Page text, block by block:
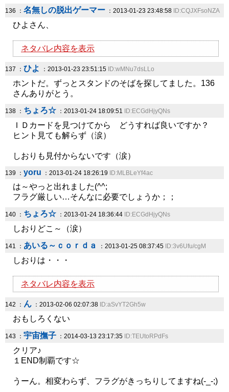
136 ： 名無しの脱出ゲーマー ：2013-01-23 23:48:58 ID:CQJXFsoNZA
ひよさん、
ネタバレ内容を表示
137 ： ひよ ：2013-01-23 23:51:15 ID:wMNu7dsLLo
ホントだ。ずっとスタンドのそばを探してました。136
さんありがとう。
138 ： ちょろ☆ ：2013-01-24 18:09:51 ID:ECGdHjyQNs
ＩＤカードを見つけてから どうすれば良いですか？
ヒント見ても解らず（涙）
しおりも見付からないです（涙）
139 ： yoru ：2013-01-24 18:26:19 ID:MLBLeYf4ac
は～やっと出れました(^^;
フラグ厳しい…そんなに必要でしょうか；；
140 ： ちょろ☆ ：2013-01-24 18:36:44 ID:ECGdHjyQNs
しおりどこ～（涙）
141 ： あいる～ｃｏｒｄａ ：2013-01-25 08:37:45 ID:3v6Ufu/cgM
しおりは・・・
ネタバレ内容を表示
142 ： ん ：2013-02-06 02:07:38 ID:aSvYT2Gh5w
おもしろくない
143 ： 宇宙撫子 ：2014-03-13 23:17:35 ID:TEUtoRPdFs
クリア♪
１END制覇です☆
うーん。相変わらず、フラグがきっちりしてますね(-_-;)